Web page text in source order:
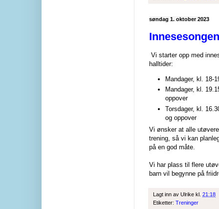
søndag 1. oktober 2023
Vi starter opp med
halltider:
Mandager, kl. 18-
Mandager, kl.
oppover
Torsdager, kl.
og oppover
Vi ønsker at alle
trening, så vi kan
på en god måte.
Vi har plass til flere
barn vil begynne på
Lagt inn av Ulrike kl. 21:18
Etiketter: Treninger